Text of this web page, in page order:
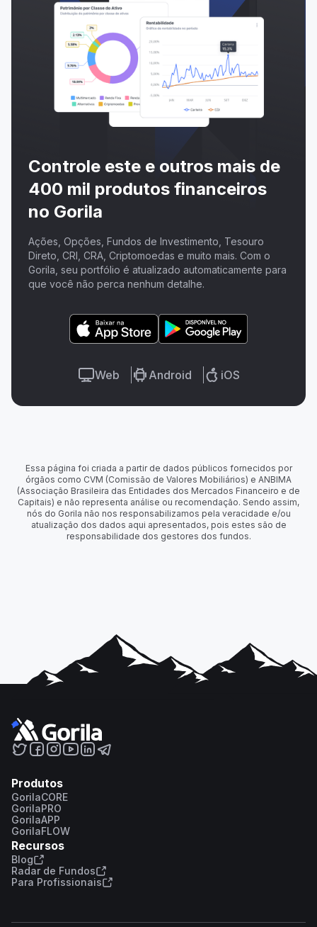
Controle este e outros mais de
400 mil produtos financeiros
no Gorila
Ações, Opções, Fundos de Investimento, Tesouro
Direto, CRI, CRA, Criptomoedas e muito mais. Com o
Gorila, seu portfólio é atualizado automaticamente para
que você não perca nenhum detalhe.
Web Android iOS
Essa página foi criada a partir de dados públicos fornecidos por
órgãos como CVM (Comissão de Valores Mobiliários) e ANBIMA
(Associação Brasileira das Entidades dos Mercados Financeiro e de
Capitais) e não representa análise ou recomendação. Sendo assim,
nós do Gorila não nos responsabilizamos pela veracidade e/ou
atualização dos dados aqui apresentados, pois estes são de
responsabilidade dos gestores dos fundos.
Produtos
GorilaCORE
GorilaPRO
GorilaAPP
GorilaFLOW
Recursos
Blog
Radar de Fundos
Para Profissionais